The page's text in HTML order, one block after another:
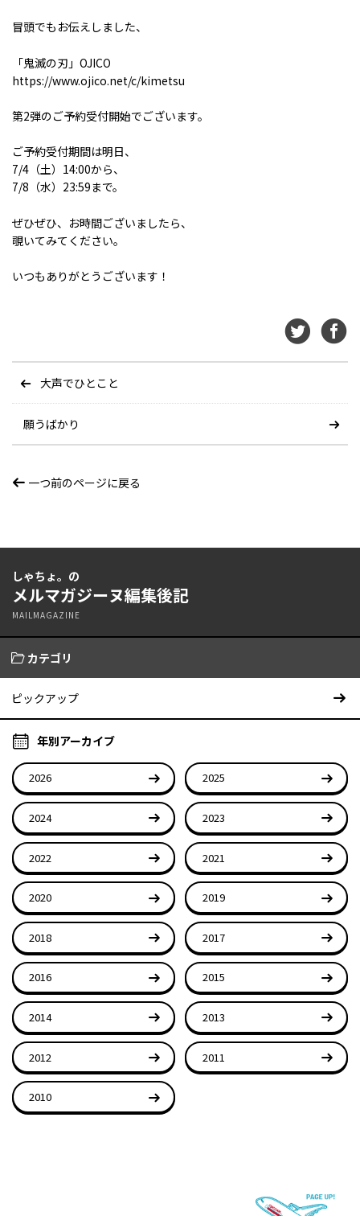
冒頭でもお伝えしました、
「鬼滅の刃」OJICO
https://www.ojico.net/c/kimetsu
第2弾のご予約受付開始でございます。
ご予約受付期間は明日、
7/4（土）14:00から、
7/8（水）23:59まで。
ぜひぜひ、お時間ございましたら、
覗いてみてください。
いつもありがとうございます！
大声でひとこと
願うばかり
一つ前のページに戻る
しゃちょ。の
メルマガジーヌ編集後記
MAILMAGAZINE
カテゴリ
ピックアップ
年別アーカイブ
2026 2025
2024 2023
2022 2021
2020 2019
2018 2017
2016 2015
2014 2013
2012 2011
2010